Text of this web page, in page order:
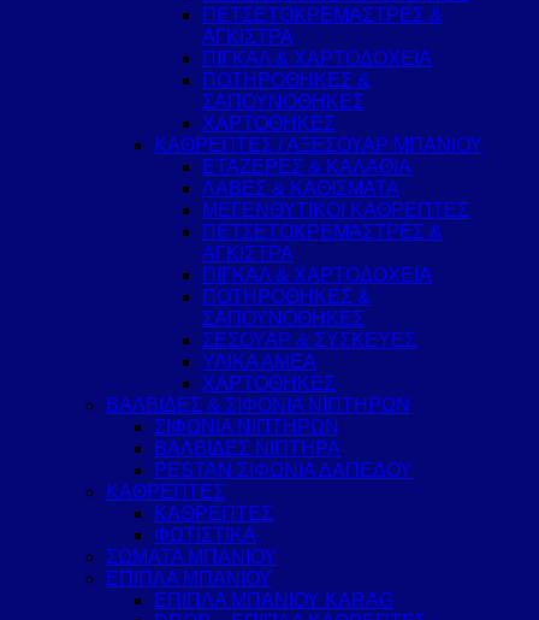
ΠΕΤΣΕΤΟΚΡΕΜΑΣΤΡΕΣ &
ΑΓΚΙΣΤΡΑ
ΠΙΓΚΑΛ & ΧΑΡΤΟΔΟΧΕΙΑ
ΠΟΤΗΡΟΘΗΚΕΣ &
ΣΑΠΟΥΝΟΘΗΚΕΣ
ΧΑΡΤΟΘΗΚΕΣ
ΚΑΘΡΕΠΤΕΣ / ΑΞΕΣΟΥΑΡ ΜΠΑΝΙΟΥ
ΕΤΑΖΕΡΕΣ & ΚΑΛΑΘΙΑ
ΛΑΒΕΣ & ΚΑΘΙΣΜΑΤΑ
ΜΕΓΕΝΘΥΤΙΚΟΙ ΚΑΘΡΕΠΤΕΣ
ΠΕΤΣΕΤΟΚΡΕΜΑΣΤΡΕΣ &
ΑΓΚΙΣΤΡΑ
ΠΙΓΚΑΛ & ΧΑΡΤΟΔΟΧΕΙΑ
ΠΟΤΗΡΟΘΗΚΕΣ &
ΣΑΠΟΥΝΟΘΗΚΕΣ
ΣΕΣΟΥΑΡ & ΣΥΣΚΕΥΕΣ
ΥΛΙΚΑ ΑΜΕΑ
ΧΑΡΤΟΘΗΚΕΣ
ΒΑΛΒΙΔΕΣ & ΣΙΦΟΝΙΑ ΝΙΠΤΗΡΩΝ
ΣΙΦΩΝΙΑ ΝΙΠΤΗΡΩΝ
ΒΑΛΒΙΔΕΣ ΝΙΠΤΗΡΑ
PESTAN ΣΙΦΩΝΙΑ ΔΑΠΕΔΟΥ
ΚΑΘΡΕΠΤΕΣ
ΚΑΘΡΕΠΤΕΣ
ΦΩΤΙΣΤΙΚΑ
ΣΩΜΑΤΑ ΜΠΑΝΙΟΥ
ΕΠΙΠΛΑ ΜΠΑΝΙΟΥ
ΕΠΙΠΛΑ ΜΠΑΝΙΟΥ KARAG